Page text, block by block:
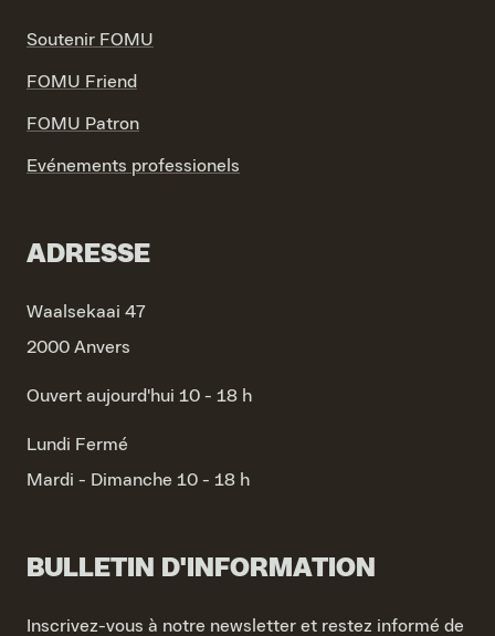
Soutenir FOMU
FOMU Friend
FOMU Patron
Evénements professionels
ADRESSE
Waalsekaai 47
2000 Anvers
Ouvert aujourd'hui 10 - 18 h
Lundi Fermé
Mardi - Dimanche 10 - 18 h
BULLETIN D'INFORMATION
Inscrivez-vous à notre newsletter et restez informé de